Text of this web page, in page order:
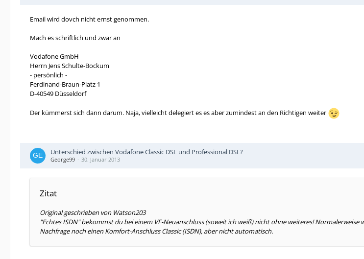
Email wird dovch nicht ernst genommen.
Mach es schriftlich und zwar an
Vodafone GmbH
Herrn Jens Schulte-Bockum
- persönlich -
Ferdinand-Braun-Platz 1
D-40549 Düsseldorf
Der kümmerst sich dann darum. Naja, vielleicht delegiert es es aber zumindest an den Richtigen weiter
Unterschied zwischen Vodafone Classic DSL und Professional DSL?
George99 30. Januar 2013
Zitat
Original geschrieben von Watson203
"Echtes ISDN" bekommst du bei einem VF-Neuanschluss (soweit ich weiß) nicht ohne weiteres!
Nachfrage noch einen Komfort-Anschluss Classic (ISDN), aber nicht automatisch.